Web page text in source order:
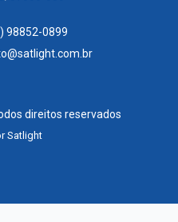
98852-0899
direitos reservados
Satlight